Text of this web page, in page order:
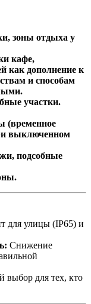
зоны отдыха у
кафе,
как дополнение к
и способам
участки.
(временное
выключенном
подсобные
для улицы (IP65) и
Снижение
выбор для тех, кто